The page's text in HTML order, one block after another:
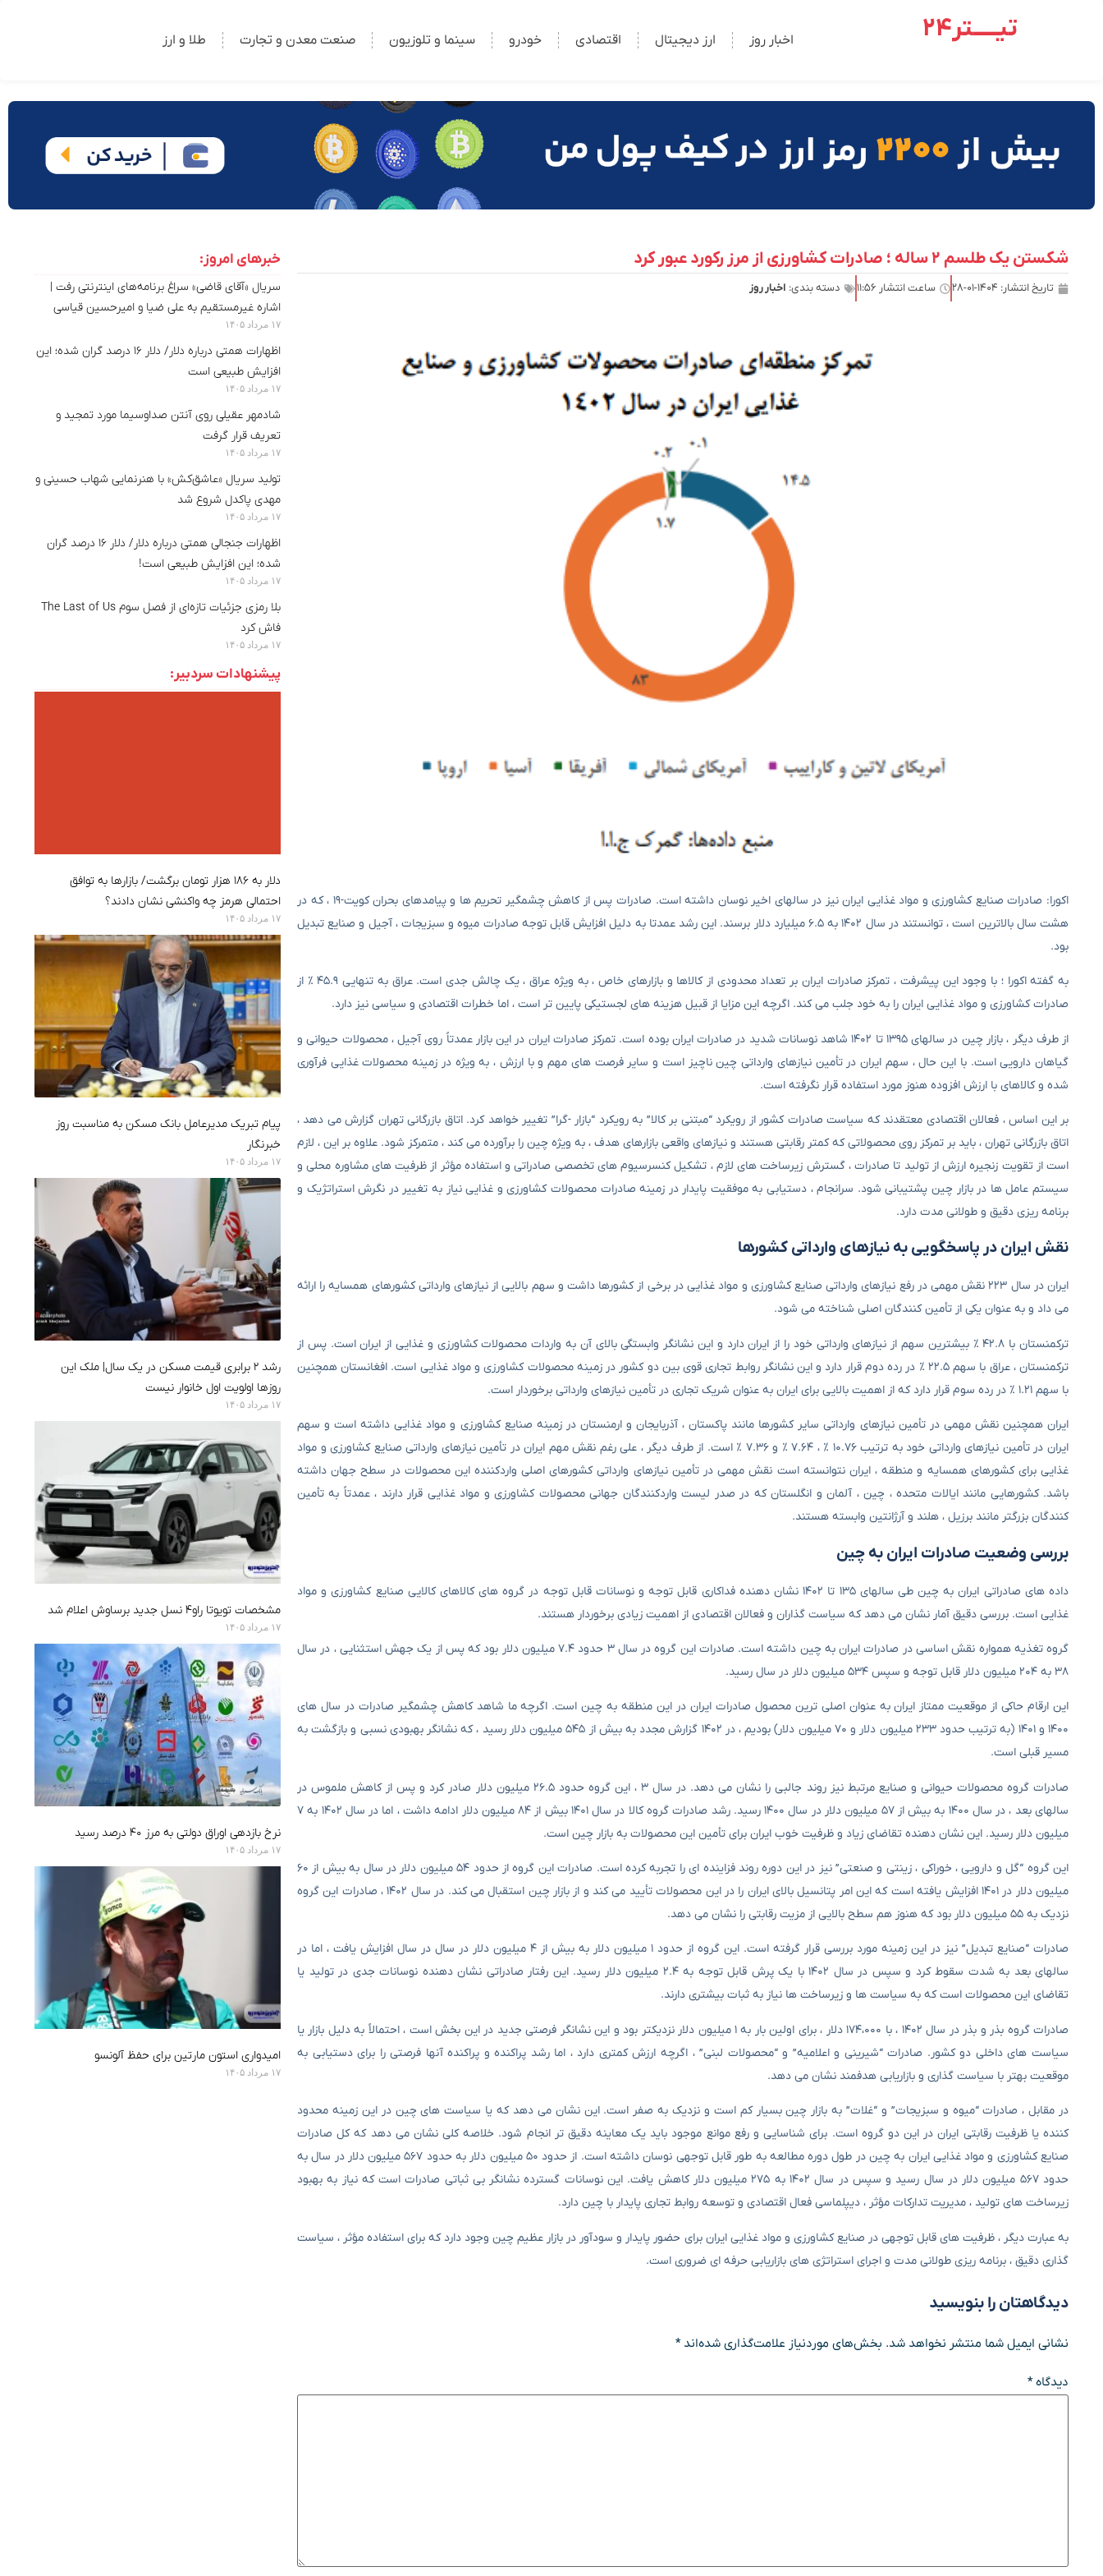
تیـــــتر24 اخبار روز ارز دیجیتال اقتصادی خودرو سینما و تلوزیون صنعت معدن و تجارت طلا و ارز
شکستن یک طلسم ۲ ساله ؛ صادرات کشاورزی از مرز رکورد عبور کرد
تاریخ انتشار: ۱۴۰۴-۰۱-۲۸ ساعت انتشار ۱۱:۵۶ دسته بندی: اخبار روز
اکورا: صادرات صنایع کشاورزی و مواد غذایی ایران نیز در سالهای اخیر نوسان داشته است. صادرات پس از کاهش چشمگیر تحریم ها و پیامدهای بحران کویت-۱۹ ، که در
هشت سال بالاترین است ، توانستند در سال ۱۴۰۲ به ۶.۵ میلیارد دلار برسند. این رشد عمدتا به دلیل افزایش قابل توجه صادرات میوه و سبزیجات ، آجیل و صنایع تبدیل
بود.
به گفته اکورا ؛ با وجود این پیشرفت ، تمرکز صادرات ایران بر تعداد محدودی از کالاها و بازارهای خاص ، به ویژه عراق ، یک چالش جدی است. عراق به تنهایی ۴۵.۹ ٪ از
صادرات کشاورزی و مواد غذایی ایران را به خود جلب می کند. اگرچه این مزایا از قبیل هزینه های لجستیکی پایین تر است ، اما خطرات اقتصادی و سیاسی نیز دارد.
از طرف دیگر ، بازار چین در سالهای ۱۳۹۵ تا ۱۴۰۲ شاهد نوسانات شدید در صادرات ایران بوده است. تمرکز صادرات ایران در این بازار عمدتاً روی آجیل ، محصولات حیوانی و
گیاهان دارویی است. با این حال ، سهم ایران در تأمین نیازهای وارداتی چین ناچیز است و سایر فرصت های مهم و با ارزش ، به ویژه در زمینه محصولات غذایی فرآوری
شده و کالاهای با ارزش افزوده هنوز مورد استفاده قرار نگرفته است.
بر این اساس ، فعالان اقتصادی معتقدند که سیاست صادرات کشور از رویکرد “مبتنی بر کالا” به رویکرد “بازار -گرا” تغییر خواهد کرد. اتاق بازرگانی تهران گزارش می دهد ،
اتاق بازرگانی تهران ، باید بر تمرکز روی محصولاتی که کمتر رقابتی هستند و نیازهای واقعی بازارهای هدف ، به ویژه چین را برآورده می کند ، متمرکز شود. علاوه بر این ، لازم
است از تقویت زنجیره ارزش از تولید تا صادرات ، گسترش زیرساخت های لازم ، تشکیل کنسرسیوم های تخصصی صادراتی و استفاده مؤثر از ظرفیت های مشاوره محلی و
سیستم عامل ها در بازار چین پشتیبانی شود. سرانجام ، دستیابی به موفقیت پایدار در زمینه صادرات محصولات کشاورزی و غذایی نیاز به تغییر در نگرش استراتژیک و
برنامه ریزی دقیق و طولانی مدت دارد.
نقش ایران در پاسخگویی به نیازهای وارداتی کشورها
ایران در سال ۲۲۳ نقش مهمی در رفع نیازهای وارداتی صنایع کشاورزی و مواد غذایی در برخی از کشورها داشت و سهم بالایی از نیازهای وارداتی کشورهای همسایه را ارائه
می داد و به عنوان یکی از تأمین کنندگان اصلی شناخته می شود.
ترکمنستان با ۴۲.۸ ٪ بیشترین سهم از نیازهای وارداتی خود را از ایران دارد و این نشانگر وابستگی بالای آن به واردات محصولات کشاورزی و غذایی از ایران است. پس از
ترکمنستان ، عراق با سهم ۲۲.۵ ٪ در رده دوم قرار دارد و این نشانگر روابط تجاری قوی بین دو کشور در زمینه محصولات کشاورزی و مواد غذایی است. افغانستان همچنین
با سهم ۱.۲۱ ٪ در رده سوم قرار دارد که از اهمیت بالایی برای ایران به عنوان شریک تجاری در تأمین نیازهای وارداتی برخوردار است.
ایران همچنین نقش مهمی در تأمین نیازهای وارداتی سایر کشورها مانند پاکستان ، آذربایجان و ارمنستان در زمینه صنایع کشاورزی و مواد غذایی داشته است و سهم
ایران در تأمین نیازهای وارداتی خود به ترتیب ۱۰.۷۶ ٪ ، ۷.۶۴ ٪ و ۷.۳۶ ٪ است. از طرف دیگر ، علی رغم نقش مهم ایران در تأمین نیازهای وارداتی صنایع کشاورزی و مواد
غذایی برای کشورهای همسایه و منطقه ، ایران نتوانسته است نقش مهمی در تأمین نیازهای وارداتی کشورهای اصلی واردکننده این محصولات در سطح جهان داشته
باشد. کشورهایی مانند ایالات متحده ، چین ، آلمان و انگلستان که در صدر لیست واردکنندگان جهانی محصولات کشاورزی و مواد غذایی قرار دارند ، عمدتاً به تأمین
کنندگان بزرگتر مانند برزیل ، هلند و آرژانتین وابسته هستند.
بررسی وضعیت صادرات ایران به چین
داده های صادراتی ایران به چین طی سالهای ۱۳۵ تا ۱۴۰۲ نشان دهنده فداکاری قابل توجه و نوسانات قابل توجه در گروه های کالاهای کالایی صنایع کشاورزی و مواد
غذایی است. بررسی دقیق آمار نشان می دهد که سیاست گذاران و فعالان اقتصادی از اهمیت زیادی برخوردار هستند.
گروه تغذیه همواره نقش اساسی در صادرات ایران به چین داشته است. صادرات این گروه در سال ۳ حدود ۷.۴ میلیون دلار بود که پس از یک جهش استثنایی ، در سال
۳۸ به ۲۰۴ میلیون دلار قابل توجه و سپس ۵۳۴ میلیون دلار در سال رسید.
این ارقام حاکی از موقعیت ممتاز ایران به عنوان اصلی ترین محصول صادرات ایران در این منطقه به چین است. اگرچه ما شاهد کاهش چشمگیر صادرات در سال های
۱۴۰۰ و ۱۴۰۱ (به ترتیب حدود ۲۳۳ میلیون دلار و ۷۰ میلیون دلار) بودیم ، در ۱۴۰۲ گزارش مجدد به بیش از ۵۴۵ میلیون دلار رسید ، که نشانگر بهبودی نسبی و بازگشت به
مسیر قبلی است.
صادرات گروه محصولات حیوانی و صنایع مرتبط نیز روند جالبی را نشان می دهد. در سال ۳ ، این گروه حدود ۲۶.۵ میلیون دلار صادر کرد و پس از کاهش ملموس در
سالهای بعد ، در سال ۱۴۰۰ به بیش از ۵۷ میلیون دلار در سال ۱۴۰۰ رسید. رشد صادرات گروه کالا در سال ۱۴۰۱ بیش از ۸۴ میلیون دلار ادامه داشت ، اما در سال ۱۴۰۲ به ۷
میلیون دلار رسید. این نشان دهنده تقاضای زیاد و ظرفیت خوب ایران برای تأمین این محصولات به بازار چین است.
این گروه “گل و دارویی ، خوراکی ، زینتی و صنعتی” نیز در این دوره روند فزاینده ای را تجربه کرده است. صادرات این گروه از حدود ۵۴ میلیون دلار در سال به بیش از ۶۰
میلیون دلار در ۱۴۰۱ افزایش یافته است که این امر پتانسیل بالای ایران را در این محصولات تأیید می کند و از بازار چین استقبال می کند. در سال ۱۴۰۲ ، صادرات این گروه
نزدیک به ۵۵ میلیون دلار بود که هنوز هم سطح بالایی از مزیت رقابتی را نشان می دهد.
صادرات “صنایع تبدیل” نیز در این زمینه مورد بررسی قرار گرفته است. این گروه از حدود ۱ میلیون دلار به بیش از ۴ میلیون دلار در سال در سال افزایش یافت ، اما در
سالهای بعد به شدت سقوط کرد و سپس در سال ۱۴۰۲ با یک پرش قابل توجه به ۲.۴ میلیون دلار رسید. این رفتار صادراتی نشان دهنده نوسانات جدی در تولید یا
تقاضای این محصولات است که به سیاست ها و زیرساخت ها نیاز به ثبات بیشتری دارند.
صادرات گروه بذر و بذر در سال ۱۴۰۲ ، با ۱۷۴،۰۰۰ دلار ، برای اولین بار به ۱ میلیون دلار نزدیکتر بود و این نشانگر فرصتی جدید در این بخش است ، احتمالاً به دلیل بازار یا
سیاست های داخلی دو کشور. صادرات “شیرینی و اعلامیه” و “محصولات لبنی” ، اگرچه ارزش کمتری دارد ، اما رشد پراکنده و پراکنده آنها فرصتی را برای دستیابی به
موقعیت بهتر با سیاست گذاری و بازاریابی هدفمند نشان می دهد.
در مقابل ، صادرات “میوه و سبزیجات” و “غلات” به بازار چین بسیار کم است و نزدیک به صفر است. این نشان می دهد که یا سیاست های چین در این زمینه محدود
کننده یا ظرفیت رقابتی ایران در این دو گروه است. برای شناسایی و رفع موانع موجود باید یک معاینه دقیق تر انجام شود. خلاصه کلی نشان می دهد که کل صادرات
صنایع کشاورزی و مواد غذایی ایران به چین در طول دوره مطالعه به طور قابل توجهی نوسان داشته است. از حدود ۵۰ میلیون دلار به حدود ۵۶۷ میلیون دلار در سال به
حدود ۵۶۷ میلیون دلار در سال رسید و سپس در سال ۱۴۰۲ به ۲۷۵ میلیون دلار کاهش یافت. این نوسانات گسترده نشانگر بی ثباتی صادرات است که نیاز به بهبود
زیرساخت های تولید ، مدیریت تدارکات مؤثر ، دیپلماسی فعال اقتصادی و توسعه روابط تجاری پایدار با چین دارد.
به عبارت دیگر ، ظرفیت های قابل توجهی در صنایع کشاورزی و مواد غذایی ایران برای حضور پایدار و سودآور در بازار عظیم چین وجود دارد که برای استفاده مؤثر ، سیاست
گذاری دقیق ، برنامه ریزی طولانی مدت و اجرای استراتژی های بازاریابی حرفه ای ضروری است.
دیدگاهتان را بنویسید
نشانی ایمیل شما منتشر نخواهد شد. بخش‌های موردنیاز علامت‌گذاری شده‌اند*
دیدگاه*
خبرهای امروز:
سریال «آقای قاضی» سراغ برنامه‌های اینترنتی رفت |
اشاره غیرمستقیم به علی ضیا و امیرحسین قیاسی
۱۷ مرداد ۱۴۰۵
اظهارات همتی درباره دلار/ دلار ۱۶ درصد گران شده؛ این
افزایش طبیعی است
۱۷ مرداد ۱۴۰۵
شادمهر عقیلی روی آنتن صداوسیما مورد تمجید و
تعریف قرار گرفت
۱۷ مرداد ۱۴۰۵
تولید سریال «عاشق‌کش» با هنرنمایی شهاب حسینی و
مهدی پاکدل شروع شد
۱۷ مرداد ۱۴۰۵
اظهارات جنجالی همتی درباره دلار/ دلار ۱۶ درصد گران
شده؛ این افزایش طبیعی است!
۱۷ مرداد ۱۴۰۵
بلا رمزی جزئیات تازه‌ای از فصل سوم The Last of Us
فاش کرد
۱۷ مرداد ۱۴۰۵
پیشنهادات سردبیر:
دلار به ۱۸۶ هزار تومان برگشت/ بازارها به توافق
احتمالی هرمز چه واکنشی نشان دادند؟
۱۷ مرداد ۱۴۰۵
پیام تبریک مدیرعامل بانک مسکن به مناسبت روز
خبرنگار
۱۷ مرداد ۱۴۰۵
رشد ۲ برابری قیمت مسکن در یک سال| ملک این
روزها اولویت اول خانوار نیست
۱۷ مرداد ۱۴۰۵
مشخصات تویوتا راو۴ نسل جدید برساوش اعلام شد
۱۷ مرداد ۱۴۰۵
نرخ بازدهی اوراق دولتی به مرز ۴۰ درصد رسید
۱۷ مرداد ۱۴۰۵
امیدواری استون مارتین برای حفظ آلونسو
۱۷ مرداد ۱۴۰۵